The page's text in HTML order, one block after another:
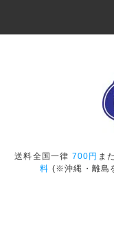
送料全国一律 700円 ま
料 (※沖縄・離島